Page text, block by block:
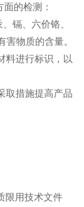
的检测：
镉、六价铬、
物质的含量。
料进行标识，以
取措施提高产品
限用技术文件